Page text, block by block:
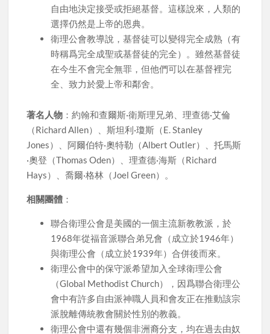
自由地決定接受或拒絕基督。這樣說來，人類的
選擇仍然是上帝的恩典。
衛理公會教導說，基督徒可以變得完全成熟（有
時稱爲完全成聖或基督徒的完全）。雖然基督徒
在今生不會完全無罪，但他們可以在基督裡完
全、致力於愛上帝和鄰舍。
著名人物 ：約翰和查爾斯·衛斯理兄弟、理查德·艾倫
（Richard Allen）、斯坦利·瓊斯（E. Stanley
Jones）、阿爾伯特·奧特勒（Albert Outler）、托馬斯
·奧登（Thomas Oden）、理查德·海斯（Richard
Hays）、喬爾·格林（Joel Green）。
相關團體 ：
聯合衛理公會是美國的一個主流新教教派，於
1968年從福音派聯合弟兄會（成立於1946年）
與衛理公會（成立於1939年）合併後而來。
衛理公會中的保守派希望加入全球衛理公會
（Global Methodist Church），因爲聯合衛理公
會中有許多自由派神職人員和會友正在推動該宗
派脫離傳統教會關於性別的教義。
衛理公會中還有幾個非洲裔分支，均在過去由奴